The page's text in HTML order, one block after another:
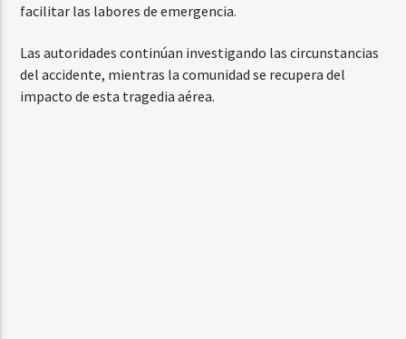
facilitar las labores de emergencia.
Las autoridades continúan investigando las circunstancias
del accidente, mientras la comunidad se recupera del
impacto de esta tragedia aérea.